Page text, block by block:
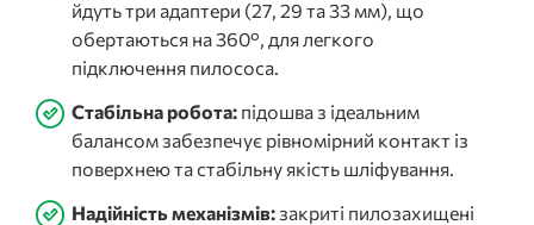
йдуть три адаптери (27, 29 та 33 мм), що
обертаються на 360°, для легкого
підключення пилососа.
Стабільна робота: підошва з ідеальним
балансом забезпечує рівномірний контакт із
поверхнею та стабільну якість шліфування.
Надійність механізмів:закриті пилозахищені